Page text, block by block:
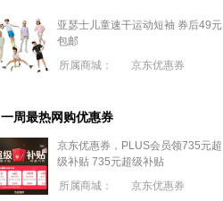
亚瑟士儿童速干运动短袖 券后49元
包邮
所属商城：
京东优惠券
一周最热网购优惠券
京东优惠券，PLUS会员领735元超
级补贴 735元超级补贴
所属商城：
京东优惠券